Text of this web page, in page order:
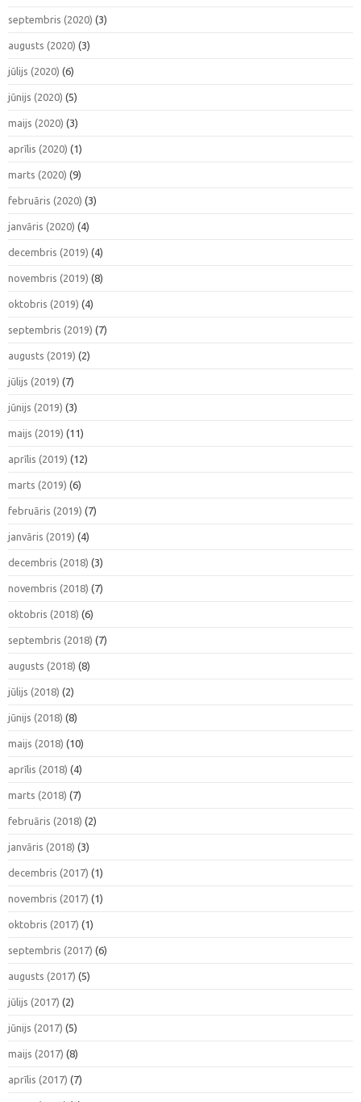
septembris (2020) (3)
augusts (2020) (3)
jūlijs (2020) (6)
jūnijs (2020) (5)
maijs (2020) (3)
aprīlis (2020) (1)
marts (2020) (9)
februāris (2020) (3)
janvāris (2020) (4)
decembris (2019) (4)
novembris (2019) (8)
oktobris (2019) (4)
septembris (2019) (7)
augusts (2019) (2)
jūlijs (2019) (7)
jūnijs (2019) (3)
maijs (2019) (11)
aprīlis (2019) (12)
marts (2019) (6)
februāris (2019) (7)
janvāris (2019) (4)
decembris (2018) (3)
novembris (2018) (7)
oktobris (2018) (6)
septembris (2018) (7)
augusts (2018) (8)
jūlijs (2018) (2)
jūnijs (2018) (8)
maijs (2018) (10)
aprīlis (2018) (4)
marts (2018) (7)
februāris (2018) (2)
janvāris (2018) (3)
decembris (2017) (1)
novembris (2017) (1)
oktobris (2017) (1)
septembris (2017) (6)
augusts (2017) (5)
jūlijs (2017) (2)
jūnijs (2017) (5)
maijs (2017) (8)
aprīlis (2017) (7)